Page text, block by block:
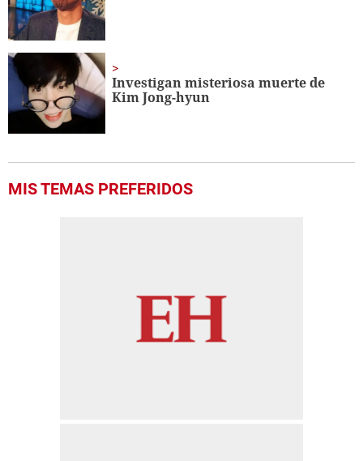
Investigan misteriosa muerte de
Kim Jong-hyun
MIS TEMAS PREFERIDOS